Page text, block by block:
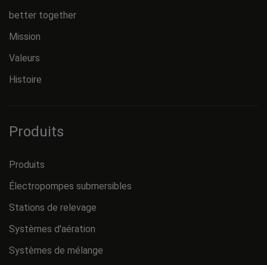
better together
Mission
Valeurs
Histoire
Produits
Produits
Électropompes submersibles
Stations de relevage
Systèmes d'aération
Systèmes de mélange